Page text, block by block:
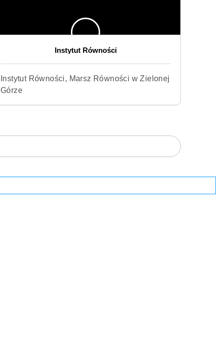
Instytut Równości
Instytut Równości, Marsz Równości w Zielonej
Górze